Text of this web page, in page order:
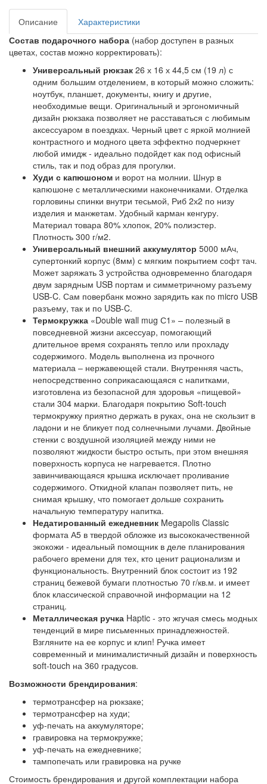
Описание
Характеристики
Состав подарочного набора (набор доступен в разных
цветах, состав можно корректировать):
Универсальный рюкзак 26 х 16 х 44,5 см (19 л) с
одним большим отделением, в который можно сложить:
ноутбук, планшет, документы, книгу и другие,
необходимые вещи. Оригинальный и эргономичный
дизайн рюкзака позволяет не расставаться с любимым
аксессуаром в поездках. Черный цвет с яркой молнией
контрастного и модного цвета эффектно подчеркнет
любой имидж - идеально подойдет как под офисный
стиль, так и под образ для прогулки.
Худи с капюшоном и ворот на молнии. Шнур в
капюшоне с металлическими наконечниками. Отделка
горловины спинки внутри тесьмой, Риб 2х2 по низу
изделия и манжетам. Удобный карман кенгуру.
Материал товара 80% хлопок, 20% полиэстер.
Плотность 300 г/м2.
Универсальный внешний аккумулятор 5000 мАч,
супертонкий корпус (8мм) с мягким покрытием софт тач.
Может заряжать 3 устройства одновременно благодаря
двум зарядным USB портам и симметричному разъему
USB-C. Сам повербанк можно зарядить как по micro USB
разъему, так и по USB-C.
Термокружка «Double wall mug С1» – полезный в
повседневной жизни аксессуар, помогающий
длительное время сохранять тепло или прохладу
содержимого. Модель выполнена из прочного
материала – нержавеющей стали. Внутренняя часть,
непосредственно соприкасающаяся с напитками,
изготовлена из безопасной для здоровья «пищевой»
стали 304 марки. Благодаря покрытию Soft-touch
термокружку приятно держать в руках, она не скользит в
ладони и не бликует под солнечными лучами. Двойные
стенки с воздушной изоляцией между ними не
позволяют жидкости быстро остыть, при этом внешняя
поверхность корпуса не нагревается. Плотно
завинчивающаяся крышка исключает проливание
содержимого. Откидной клапан позволяет пить, не
снимая крышку, что помогает дольше сохранить
начальную температуру напитка.
Недатированный ежедневник Megapolis Classic
формата А5 в твердой обложке из высококачественной
экокожи - идеальный помощник в деле планирования
рабочего времени для тех, кто ценит рационализм и
функциональность. Внутренний блок состоит из 192
страниц бежевой бумаги плотностью 70 г/кв.м. и имеет
блок классической справочной информации на 12
страниц.
Металлическая ручка Haptic - это жгучая смесь модных
тенденций в мире письменных принадлежностей.
Взгляните на ее корпус и клип! Ручка имеет
современный и минималистичный дизайн и поверхность
soft-touch на 360 градусов.
Возможности брендирования:
термотрансфер на рюкзаке;
термотрансфер на худи;
уф-печать на аккумуляторе;
гравировка на термокружке;
уф-печать на ежедневнике;
тампопечать или гравировка на ручке
Стоимость брендирования и другой комплектации набора